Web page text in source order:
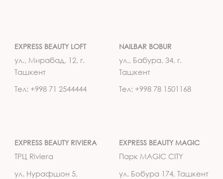
EXPRESS BEAUTY LOFT
ул., Мирабад, 12, г.
Ташкент
Тел: +998 71 2544444
NAILBAR BOBUR
ул., Бабура, 34, г.
Ташкент
Тел: +998 78 1501168
EXPRESS BEAUTY RIVIERA
ТРЦ Riviera
ул. Нурафшон 5,
EXPRESS BEAUTY MAGIC
Парк MAGIC CITY
ул. Бобура 174, Ташкент